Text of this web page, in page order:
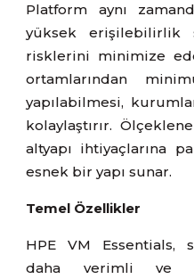
Platform aynı
yüksek erişilebilirlik
risklerini minimize
ortamlarından
yapılabilmesi,
kolaylaştırır.
altyapı ihtiyaçlarına
esnek bir yapı sunar.
Temel Özellikler
HPE VM Essentials,
daha verimli ve